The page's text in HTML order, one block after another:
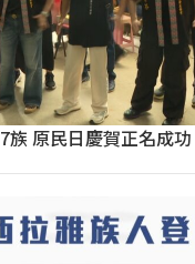
族 原民日慶賀正名成功